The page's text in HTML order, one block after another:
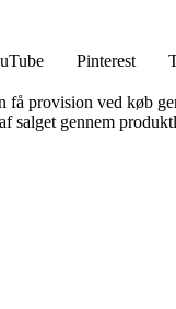
Pinterest
provision ved køb
gennem